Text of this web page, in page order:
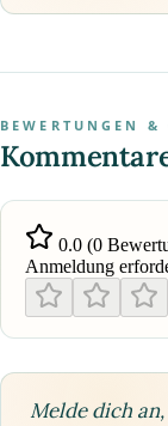
BEWERTUNGEN &
0.0 (0
Anmeldung
Melde dich